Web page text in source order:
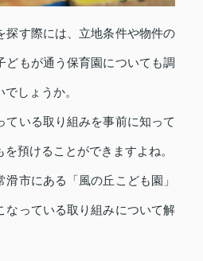
探す際には、立地条件や物件の
どもが通う保育園についても調
しょうか。
ている取り組みを事前に知って
預けることができますよね。
市にある「風の丘こども園」
なっている取り組みについて解